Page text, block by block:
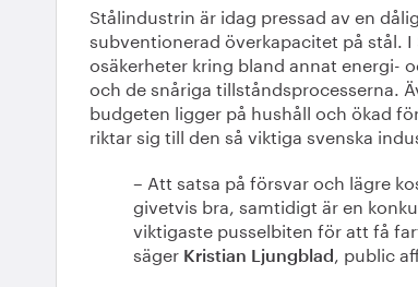
Stålindustrin är idag pressad av en
subventionerad överkapacitet på stål.
osäkerheter kring bland annat energi-
och de snåriga tillståndsprocesserna.
budgeten ligger på hushåll och ökad
riktar sig till den så viktiga svenska
– Att satsa på försvar och lägre
givetvis bra, samtidigt är en
viktigaste pusselbiten för att få
säger Kristian Ljungblad , public